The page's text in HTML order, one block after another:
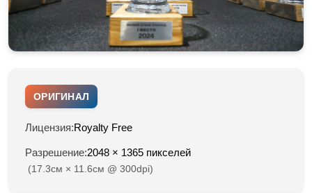
ОРИГИНАЛ
Лицензия:Royalty Free
Разрешение:2048 × 1365 пикселей
(17.3см × 11.6см @ 300dpi)